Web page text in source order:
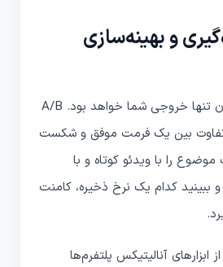
و بهینه‌سازی
بدون تست، حدس‌زدن تنها خروجی شما خواهد بود. A/B
بین یک فرمت موفق و شکست
را با ویدئو کوتاه و با
ببینید کدام یک نرخ ذخیره، کامنت
ابزارهای آنالیتیکس پلتفرم‌ها